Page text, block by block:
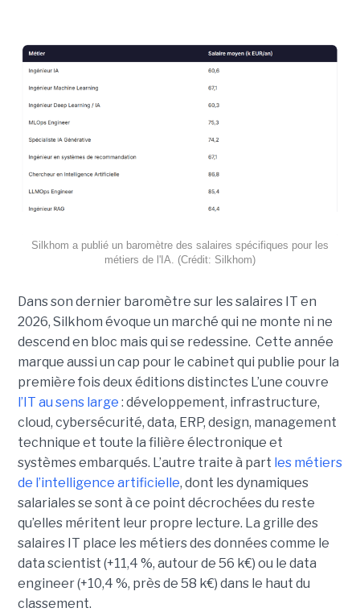
Silkhom a publié un baromètre des salaires spécifiques pour les
métiers de l'IA. (Crédit: Silkhom)
Dans son dernier baromètre sur les salaires IT en
2026, Silkhom évoque un marché qui ne monte ni ne
descend en bloc mais qui se redessine. Cette année
marque aussi un cap pour le cabinet qui publie pour la
première fois deux éditions distinctes L’une couvre
l’IT au sens large : développement, infrastructure,
cloud, cybersécurité, data, ERP, design, management
technique et toute la filière électronique et
systèmes embarqués. L’autre traite à part les métiers
de l’intelligence artificielle, dont les dynamiques
salariales se sont à ce point décrochées du reste
qu’elles méritent leur propre lecture. La grille des
salaires IT place les métiers des données comme le
data scientist (+11,4 %, autour de 56 k€) ou le data
engineer (+10,4 %, près de 58 k€) dans le haut du
classement.